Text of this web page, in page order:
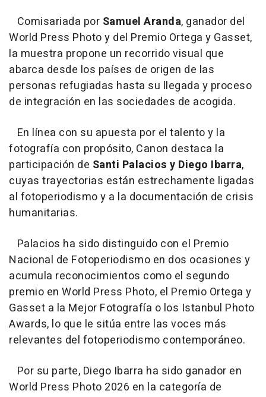
Comisariada por Samuel Aranda, ganador del
World Press Photo y del Premio Ortega y Gasset,
la muestra propone un recorrido visual que
abarca desde los países de origen de las
personas refugiadas hasta su llegada y proceso
de integración en las sociedades de acogida.
En línea con su apuesta por el talento y la
fotografía con propósito, Canon destaca la
participación de Santi Palacios y Diego Ibarra,
cuyas trayectorias están estrechamente ligadas
al fotoperiodismo y a la documentación de crisis
humanitarias.
Palacios ha sido distinguido con el Premio
Nacional de Fotoperiodismo en dos ocasiones y
acumula reconocimientos como el segundo
premio en World Press Photo, el Premio Ortega y
Gasset a la Mejor Fotografía o los Istanbul Photo
Awards, lo que le sitúa entre las voces más
relevantes del fotoperiodismo contemporáneo.
Por su parte, Diego Ibarra ha sido ganador en
World Press Photo 2026 en la categoría de